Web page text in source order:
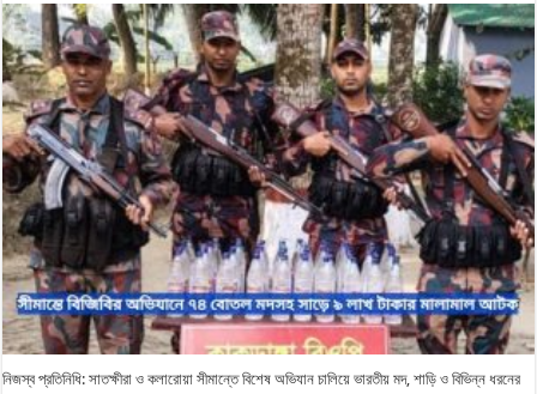
নিজস্ব প্রতিনিধি: সাতক্ষীরা ও কলারোয়া সীমান্তে বিশেষ অভিযান চালিয়ে ভারতীয় মদ, শাড়ি ও বিভিন্ন ধরনের